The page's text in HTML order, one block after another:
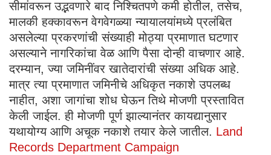
सीमांवरून उद्भवणारे बाद निश्चितपणे कमी होतील, तसेच,
मालकी हक्कावरून वेगवेगळ्या न्यायालयांमध्ये प्रलंबित
असलेल्या प्रकरणांची संख्याही मोठ्या प्रमाणात घटणार
असल्याने नागरिकांचा वेळ आणि पैसा दोन्ही वाचणार आहे.
दरम्यान, ज्या जमिनींवर खातेदारांची संख्या अधिक आहे.
मात्र त्या प्रमाणात जमिनीचे अधिकृत नकाशे उपलब्ध
नाहीत, अशा जागांचा शोध घेऊन तिथे मोजणी प्रस्तावित
केली जाईल. ही मोजणी पूर्ण झाल्यानंतर कायद्यानुसार
यथायोग्य आणि अचूक नकाशे तयार केले जातील. Land
Records Department Campaign